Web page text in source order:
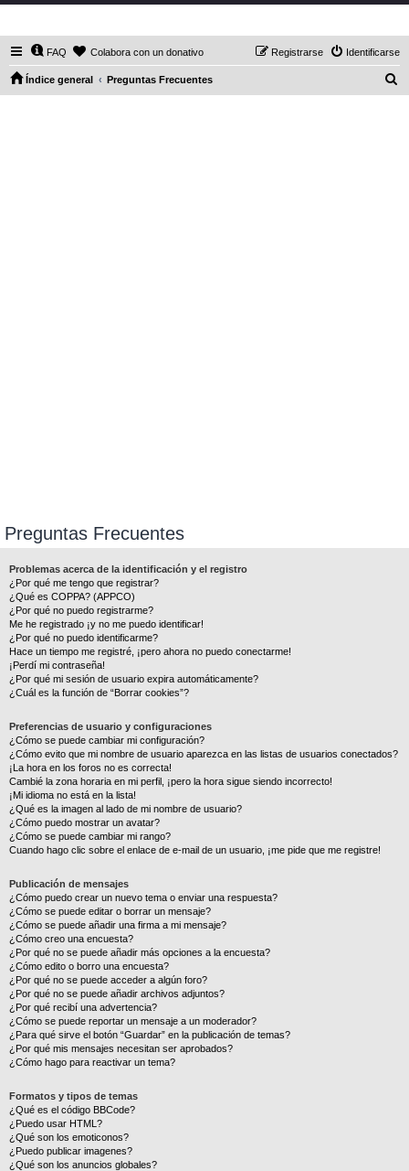
FAQ Colabora con un donativo Identificarse
Registrarse
Índice general Preguntas Frecuentes
Preguntas Frecuentes
Problemas acerca de la identificación y el registro
¿Por qué me tengo que registrar?
¿Qué es COPPA? (APPCO)
¿Por qué no puedo registrarme?
Me he registrado ¡y no me puedo identificar!
¿Por qué no puedo identificarme?
Hace un tiempo me registré, ¡pero ahora no puedo conectarme!
¡Perdí mi contraseña!
¿Por qué mi sesión de usuario expira automáticamente?
¿Cuál es la función de “Borrar cookies”?
Preferencias de usuario y configuraciones
¿Cómo se puede cambiar mi configuración?
¿Cómo evito que mi nombre de usuario aparezca en las listas de usuarios conectados?
¡La hora en los foros no es correcta!
Cambié la zona horaria en mi perfil, ¡pero la hora sigue siendo incorrecto!
¡Mi idioma no está en la lista!
¿Qué es la imagen al lado de mi nombre de usuario?
¿Cómo puedo mostrar un avatar?
¿Cómo se puede cambiar mi rango?
Cuando hago clic sobre el enlace de e-mail de un usuario, ¡me pide que me registre!
Publicación de mensajes
¿Cómo puedo crear un nuevo tema o enviar una respuesta?
¿Cómo se puede editar o borrar un mensaje?
¿Cómo se puede añadir una firma a mi mensaje?
¿Cómo creo una encuesta?
¿Por qué no se puede añadir más opciones a la encuesta?
¿Cómo edito o borro una encuesta?
¿Por qué no se puede acceder a algún foro?
¿Por qué no se puede añadir archivos adjuntos?
¿Por qué recibí una advertencia?
¿Cómo se puede reportar un mensaje a un moderador?
¿Para qué sirve el botón “Guardar” en la publicación de temas?
¿Por qué mis mensajes necesitan ser aprobados?
¿Cómo hago para reactivar un tema?
Formatos y tipos de temas
¿Qué es el código BBCode?
¿Puedo usar HTML?
¿Qué son los emoticonos?
¿Puedo publicar imagenes?
¿Qué son los anuncios globales?